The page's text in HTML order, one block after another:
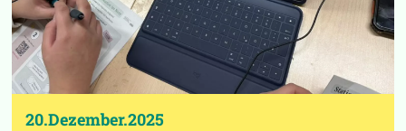
20.Dezember.2025